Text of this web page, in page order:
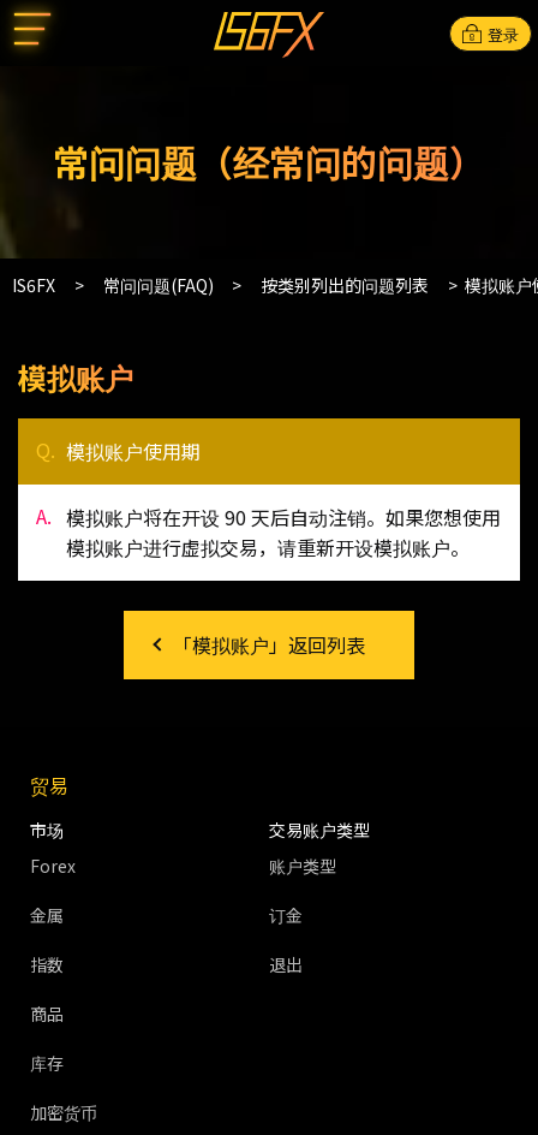
登录
常问问题（经常问的问题）
IS6FX 常问问题(FAQ) 按类别列出的问题列表 模拟账户
模拟账户
模拟账户使用期
模拟账户将在开设 90 天后自动注销。如果您想使用
模拟账户进行虚拟交易，请重新开设模拟账户。
「模拟账户」返回列表
贸易
市场
Forex
金属
指数
商品
库存
加密货币
交易账户类型
账户类型
订金
退出